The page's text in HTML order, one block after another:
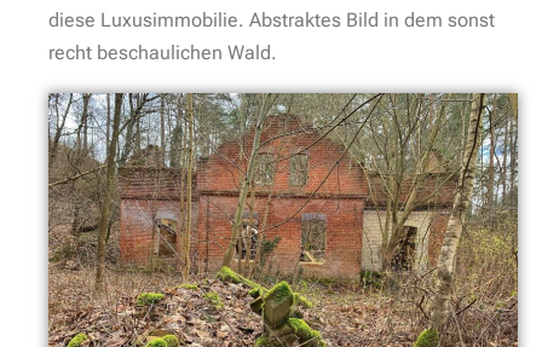
diese Luxusimmobilie. Abstraktes Bild in dem sonst
recht beschaulichen Wald.